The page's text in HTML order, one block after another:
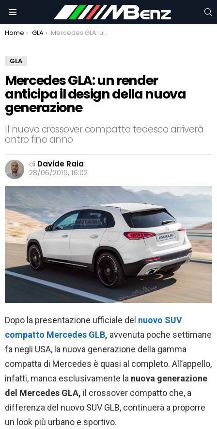
You are here:
Home GLA Mercedes GLA: un render anticipa il design della nuova generazione
GLA
Mercedes GLA: un render
anticipa il design della nuova
generazione
Il nuovo crossover compatto tedesco arriverà
entro fine anno
di Davide Raia
28/06/2019, 16:02
Dopo la presentazione ufficiale del nuovo SUV
compatto Mercedes GLB, avvenuta poche settimane
fa negli USA, la nuova generazione della gamma
compatta di Mercedes è quasi al completo. All’appello,
infatti, manca esclusivamente la nuova generazione
del Mercedes GLA, il crossover compatto che, a
differenza del nuovo SUV GLB, continuerà a proporre
un look più urbano e sportivo.